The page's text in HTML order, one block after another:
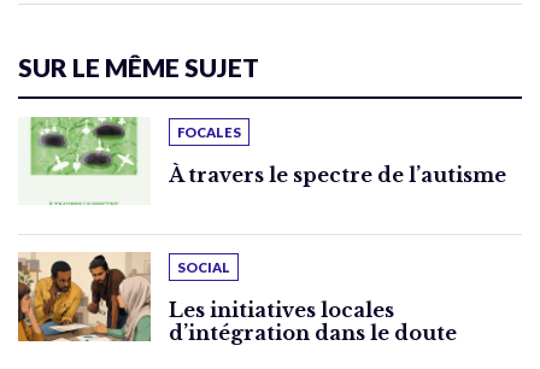
SUR LE MÊME SUJET
FOCALES
À travers le spectre de l’autisme
SOCIAL
Les initiatives locales
d’intégration dans le doute